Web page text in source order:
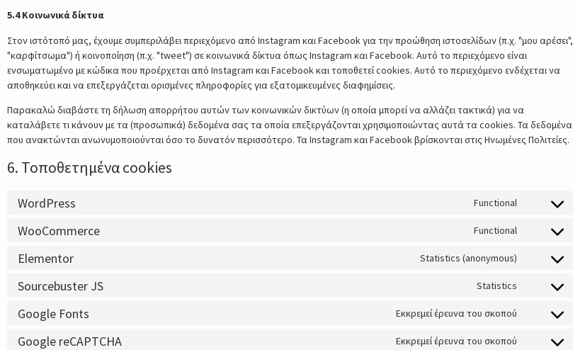
5.4 Κοινωνικά δίκτυα
Στον ιστότοπό μας, έχουμε συμπεριλάβει περιεχόμενο από Instagram και Facebook για την προώθηση ιστοσελίδων (π.χ. "μου αρέσει",
"καρφίτσωμα") ή κοινοποίηση (π.χ. "tweet") σε κοινωνικά δίκτυα όπως Instagram και Facebook. Αυτό το περιεχόμενο είναι
ενσωματωμένο με κώδικα που προέρχεται από Instagram και Facebook και τοποθετεί cookies. Αυτό το περιεχόμενο ενδέχεται να
αποθηκεύει και να επεξεργάζεται ορισμένες πληροφορίες για εξατομικευμένες διαφημίσεις.
Παρακαλώ διαβάστε τη δήλωση απορρήτου αυτών των κοινωνικών δικτύων (η οποία μπορεί να αλλάζει τακτικά) για να
καταλάβετε τι κάνουν με τα (προσωπικά) δεδομένα σας τα οποία επεξεργάζονται χρησιμοποιώντας αυτά τα cookies. Τα δεδομένα
που ανακτώνται ανωνυμοποιούνται όσο το δυνατόν περισσότερο. Τα Instagram και Facebook βρίσκονται στις Ηνωμένες Πολιτείες.
6. Τοποθετημένα cookies
WordPress Functional
WooCommerce Functional
Elementor Statistics (anonymous)
Sourcebuster JS Statistics
Google Fonts Εκκρεμεί έρευνα του σκοπού
Google reCAPTCHA Εκκρεμεί έρευνα του σκοπού